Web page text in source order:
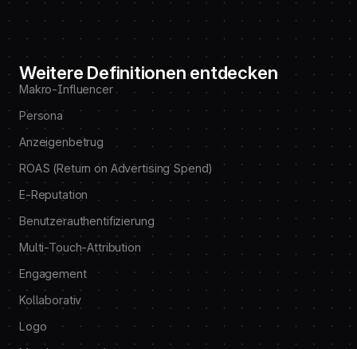
Weitere Definitionen entdecken
Makro-Influencer
Persona
Anzeigenbetrug
ROAS (Return on Advertising Spend)
E-Reputation
Benutzerauthentifizierung
Multi-Touch-Attribution
Engagement
Kollaborativ
Logo